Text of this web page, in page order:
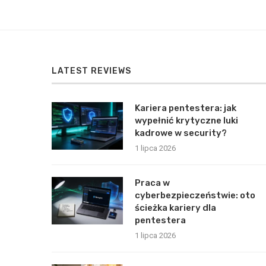
LATEST REVIEWS
Kariera pentestera: jak
wypełnić krytyczne luki
kadrowe w security?
1 lipca 2026
Praca w
cyberbezpieczeństwie: oto
ścieżka kariery dla
pentestera
1 lipca 2026